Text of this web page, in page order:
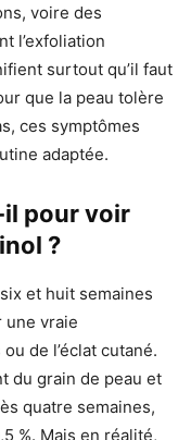
voire des
l’exfoliation
surtout qu’il faut
que la peau tolère
ces symptômes
adaptée.
pour voir
?
et huit semaines
vraie
de l’éclat cutané.
du grain de peau et
quatre semaines,
%. Mais en réalité,